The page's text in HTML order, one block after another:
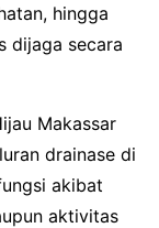
hingga
dijaga secara
Makassar
drainase di
akibat
aktivitas